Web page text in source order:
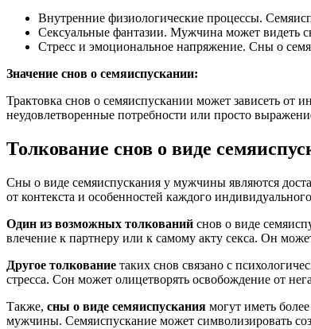
Внутренние физиологические процессы.
Сексуальные фантазии. Мужчина может видеть
Стресс и эмоциональное напряжение. Сны о
Значение снов о семяиспускании:
Трактовка снов о семяиспускании может зависеть от
неудовлетворенные потребности или просто
Толкование снов о виде
Сны о виде семяиспускания у мужчины являются
от контекста и особенностей каждого
Один из возможных толкований снов о виде
влечение к партнеру или к самому акту секса. Он
Другое толкование таких снов связано с
стресса. Сон может олицетворять освобождение от
Также, сны о виде семяиспускания могут иметь
мужчины. Семяиспускание может символизировать